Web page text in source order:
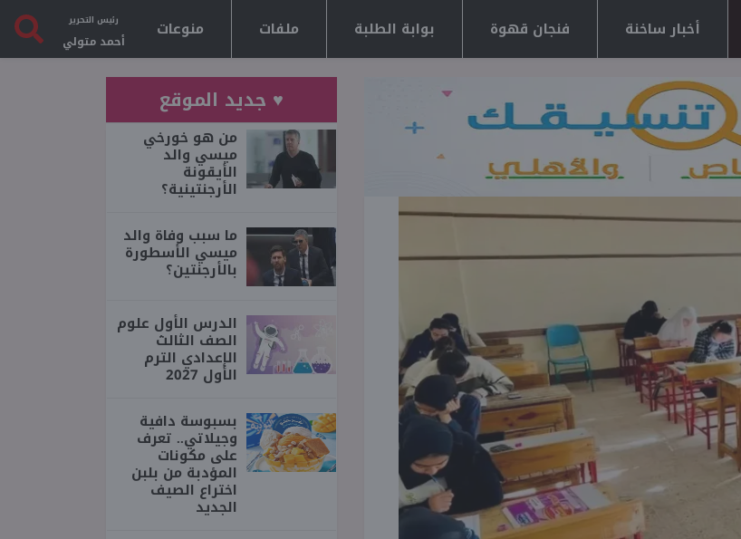
أخبار ساخنة فنجان قهوة بوابة الطلبة ملفات منوعات رئيس التحرير
أحمد متولي
♥ جديد الموقع
من هو خورخي
ميسي والد
الأيقونة
الأرجنتينية؟
ما سبب وفاة والد
ميسي الأسطورة
بالأرجنتين؟
الدرس الأول علوم
الصف الثالث
الإعدادي الترم
الأول 2027
بسبوسة دافية
وجيلاتي.. تعرف
على مكونات
المؤدبة من بلبن
اختراع الصيف
الجديد